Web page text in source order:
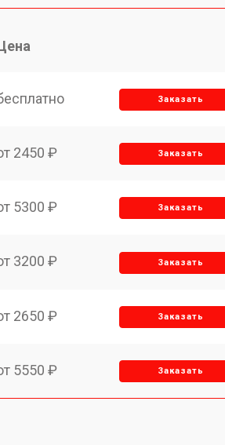
Заказать
2450 ₽ Заказать
5300 ₽ Заказать
3200 ₽ Заказать
2650 ₽ Заказать
5550 ₽ Заказать